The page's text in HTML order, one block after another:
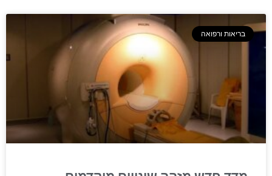
בריאות ורפואה